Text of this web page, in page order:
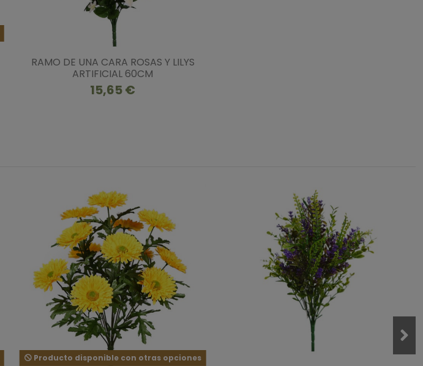
RAMO DE UNA CARA ROSAS Y LILYS
ARTIFICIAL 60CM
15,65 €
Producto disponible con otras opciones